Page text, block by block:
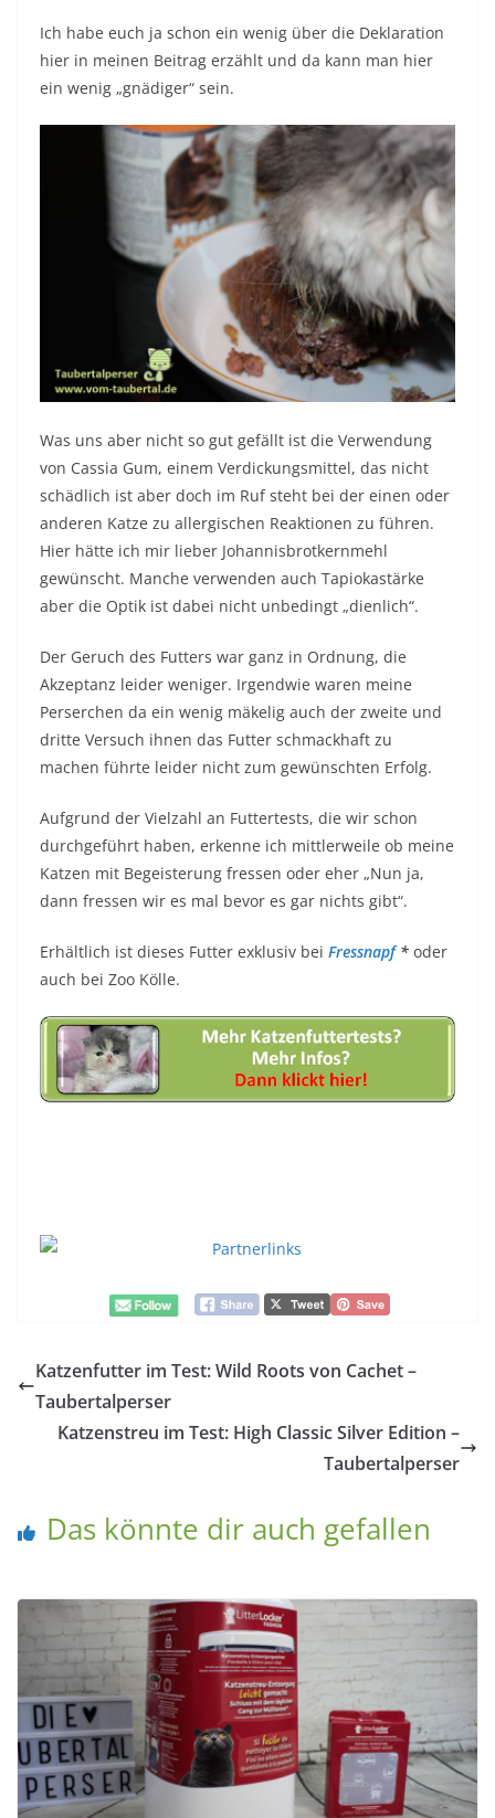
Ich habe euch ja schon ein wenig über die Deklaration
hier in meinen Beitrag erzählt und da kann man hier
ein wenig „gnädiger“ sein.
Was uns aber nicht so gut gefällt ist die Verwendung
von Cassia Gum, einem Verdickungsmittel, das nicht
schädlich ist aber doch im Ruf steht bei der einen oder
anderen Katze zu allergischen Reaktionen zu führen.
Hier hätte ich mir lieber Johannisbrotkernmehl
gewünscht. Manche verwenden auch Tapiokastärke
aber die Optik ist dabei nicht unbedingt „dienlich“.
Der Geruch des Futters war ganz in Ordnung, die
Akzeptanz leider weniger. Irgendwie waren meine
Perserchen da ein wenig mäkelig auch der zweite und
dritte Versuch ihnen das Futter schmackhaft zu
machen führte leider nicht zum gewünschten Erfolg.
Aufgrund der Vielzahl an Futtertests, die wir schon
durchgeführt haben, erkenne ich mittlerweile ob meine
Katzen mit Begeisterung fressen oder eher „Nun ja,
dann fressen wir es mal bevor es gar nichts gibt“.
Erhältlich ist dieses Futter exklusiv bei Fressnapf* oder
auch bei Zoo Kölle.
Katzenfutter im Test: Wild Roots von Cachet –
Taubertalperser
Katzenstreu im Test: High Classic Silver Edition –
Taubertalperser
Das könnte dir auch gefallen